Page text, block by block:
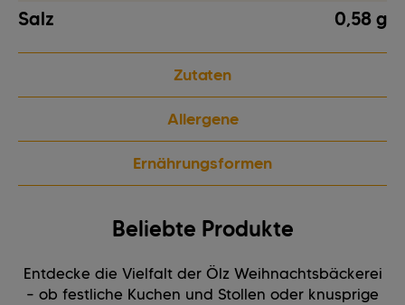
Salz
0,58 g
Zutaten
Allergene
Ernährungsformen
Beliebte Produkte
Entdecke die Vielfalt der Ölz Weihnachtsbäckerei
– ob festliche Kuchen und Stollen oder knusprige